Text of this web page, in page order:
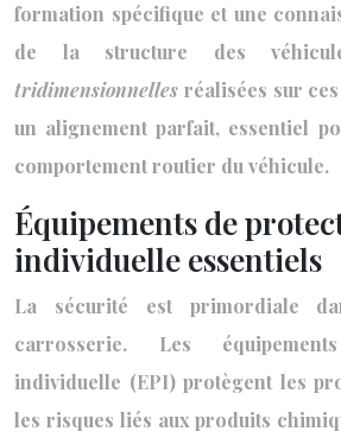
formation spécifique et une
de la structure des
tridimensionnelles réalisées sur
un alignement parfait, essentiel
comportement routier du véhicule.
Équipements de
individuelle essentiels
La sécurité est primordiale
carrosserie. Les
individuelle (EPI) protègent les
les risques liés aux produits